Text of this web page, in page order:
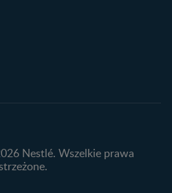
Nestlé. Wszelkie prawa